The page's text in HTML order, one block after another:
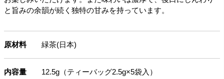
と旨みの余韻が続く独特の甘みを持っています。
原材料 緑茶(日本)
内容量 12.5g（ティーバッグ2.5g×5袋入）